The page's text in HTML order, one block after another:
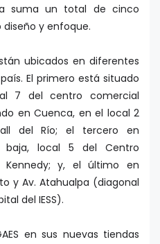
suma un total de cinco
y enfoque.
ubicados en diferentes
El primero está situado
7 del centro comercial
en Cuenca, en el local 2
del Río; el tercero en
baja, local 5 del Centro
Kennedy; y, el último en
y Av. Atahualpa (diagonal
del IESS).
en sus nuevas tiendas